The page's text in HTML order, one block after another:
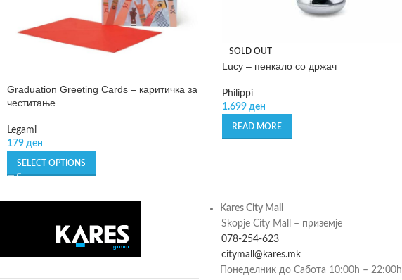
Graduation Greeting Cards – каритичка за
честитање
Legami
179 ден
SELECT OPTIONS
SOLD OUT
Lucy – пенкало со држач
Philippi
1.699 ден
READ MORE
Kares City Mall
Skopje City Mall – приземје
078-254-623
citymall@kares.mk
Понеделник до Сабота 10:00h – 22:00h